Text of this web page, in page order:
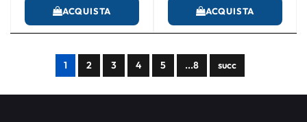
ACQUISTA ACQUISTA
1 2 3 4 5 ...8 succ